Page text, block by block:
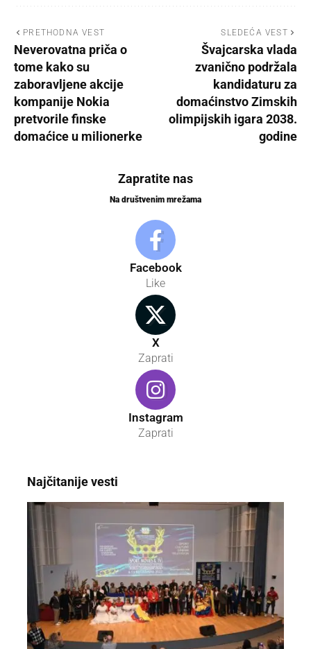
PRETHODNA VEST
Neverovatna priča o
tome kako su
zaboravljene akcije
kompanije Nokia
pretvorile finske
domaćice u milionerke
SLEDEĆA VEST
Švajcarska vlada
zvanično podržala
kandidaturu za
domaćinstvo Zimskih
olimpijskih igara 2038.
godine
Zapratite nas
Na društvenim mrežama
Facebook
Like
X
Zaprati
Instagram
Zaprati
Najčitanije vesti